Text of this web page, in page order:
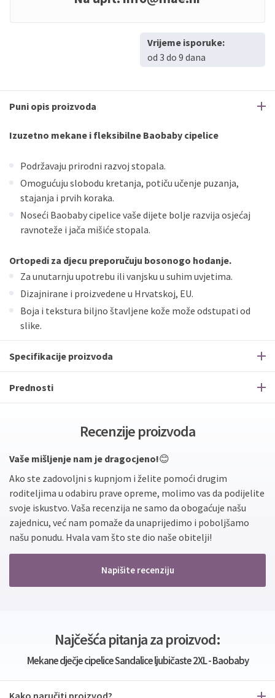
Vrijeme isporuke:
od 3 do 9 dana
Puni opis proizvoda
Izuzetno mekane i fleksibilne Baobaby cipelice
Podržavaju prirodni razvoj stopala.
Omogućuju slobodu kretanja, potiču učenje puzanja,
stajanja i prvih koraka.
Noseći Baobaby cipelice vaše dijete bolje razvija osjećaj
ravnoteže i jača mišiće stopala.
Ortopedi za djecu preporučuju bosonogo hodanje.
Za unutarnju upotrebu ili vanjsku u suhim uvjetima.
Dizajnirane i proizvedene u Hrvatskoj, EU.
Boja i tekstura biljno štavljene kože može odstupati od
slike.
Specifikacije proizvoda
Prednosti
Recenzije proizvoda
Vaše mišljenje nam je dragocjeno!😊
Ako ste zadovoljni s kupnjom i želite pomoći drugim
roditeljima u odabiru prave opreme, molimo vas da podijelite
svoje iskustvo. Vaša recenzija ne samo da obogaćuje našu
zajednicu, već nam pomaže da unaprijedimo i poboljšamo
našu ponudu. Hvala vam što ste dio naše obitelji!
Napišite recenziju
Najčešća pitanja za proizvod:
Mekane dječje cipelice Sandalice ljubičaste 2XL - Baobaby
Kako naručiti proizvod?